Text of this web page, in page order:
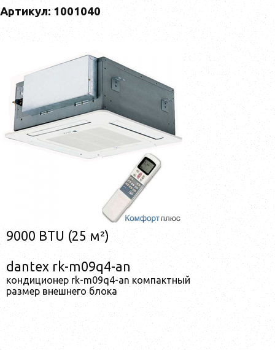
Артикул: 1001040
9000 BTU (25 м²)
dantex rk-m09q4-an
кондиционер rk-m09q4-an компактный
размер внешнего блока